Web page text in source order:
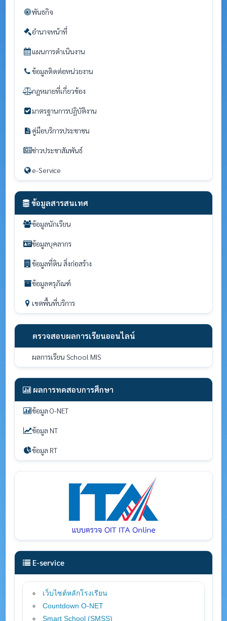
พันธกิจ
อำนาจหน้าที่
แผนการดำเนินงาน
ข้อมูลติดต่อหน่วยงาน
กฎหมายที่เกี่ยวข้อง
มาตรฐานการปฏิบัติงาน
คู่มือบริการประชาชน
ข่าวประชาสัมพันธ์
e-Service
ข้อมูลสารสนเทศ
ข้อมูลนักเรียน
ข้อมูลบุคลากร
ข้อมูลที่ดิน สิ่งก่อสร้าง
ข้อมูลครุภัณฑ์
เขตพื้นที่บริการ
ตรวจสอบผลการเรียนออนไลน์
ผลการเรียน School MIS
ผลการทดสอบการศึกษา
ข้อมูล O-NET
ข้อมูล NT
ข้อมูล RT
E-service
เว็บไซต์หลักโรงเรียน
Countdown O-NET
Smart School (SMSS)